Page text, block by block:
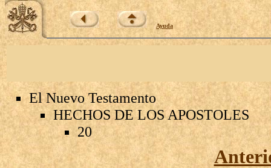
Ayuda
El Nuevo Testamento
HECHOS DE LOS APOSTOLES
20